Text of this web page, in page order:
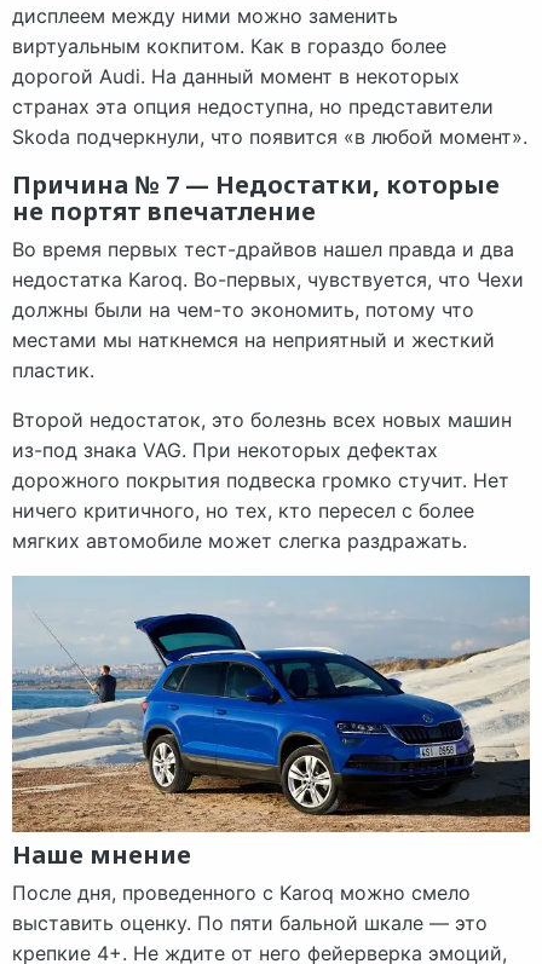
дисплеем между ними можно заменить
виртуальным кокпитом. Как в гораздо более
дорогой Audi. На данный момент в некоторых
странах эта опция недоступна, но представители
Skoda подчеркнули, что появится «в любой момент».
Причина № 7 — Недостатки, которые
не портят впечатление
Во время первых тест-драйвов нашел правда и два
недостатка Karoq. Во-первых, чувствуется, что Чехи
должны были на чем-то экономить, потому что
местами мы наткнемся на неприятный и жесткий
пластик.
Второй недостаток, это болезнь всех новых машин
из-под знака VAG. При некоторых дефектах
дорожного покрытия подвеска громко стучит. Нет
ничего критичного, но тех, кто пересел с более
мягких автомобиле может слегка раздражать.
Наше мнение
После дня, проведенного с Karoq можно смело
выставить оценку. По пяти бальной шкале — это
крепкие 4+. Не ждите от него фейерверка эмоций,